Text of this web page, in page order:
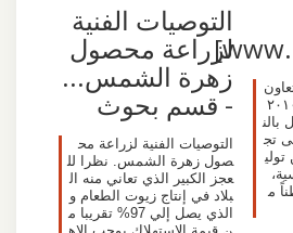
بدأ عام ٢٠١٠
تج
٥٠ طناً م
‫التوصيات الفنية
لزراعة محصول
زهرة الشمس...
- قسم بحوث
التوصيات الفنية لزراعة مح
صول زهرة الشمس. نظرا لل
عجز الكبير الذي تعاني منه ال
بلاد في إنتاج زيوت الطعام و
الذي يصل إلي 97% تقريبا م